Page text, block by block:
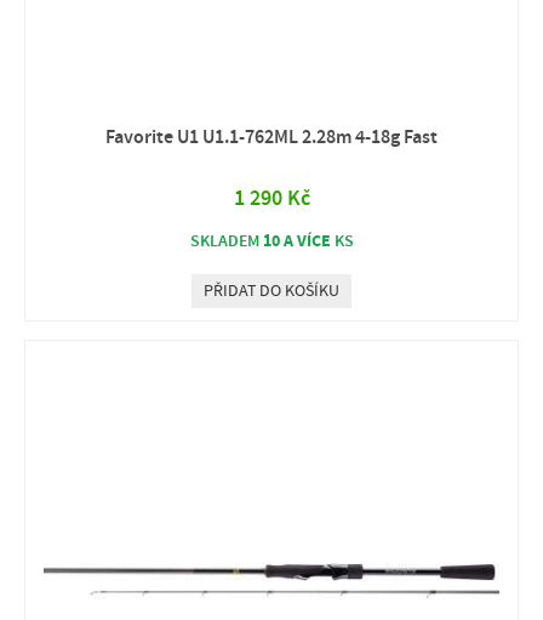
Favorite U1 U1.1-762ML 2.28m 4-18g Fast
1 290 Kč
SKLADEM 10 A VÍCE KS
PŘIDAT DO KOŠÍKU